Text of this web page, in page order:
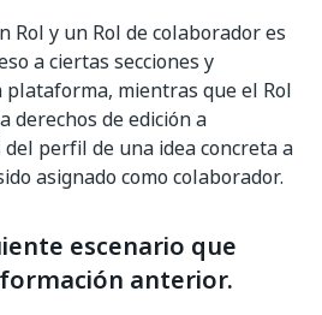
Rol y un Rol de colaborador es
a ciertas secciones y
mientras que el Rol
derechos de edición a
del perfil de una idea concreta a
asignado como colaborador.
escenario que
anterior.